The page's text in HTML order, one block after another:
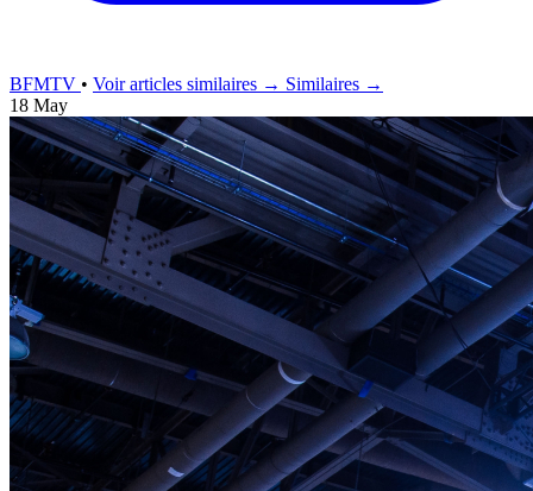
BFMTV • Voir articles similaires → Similaires →
18 May